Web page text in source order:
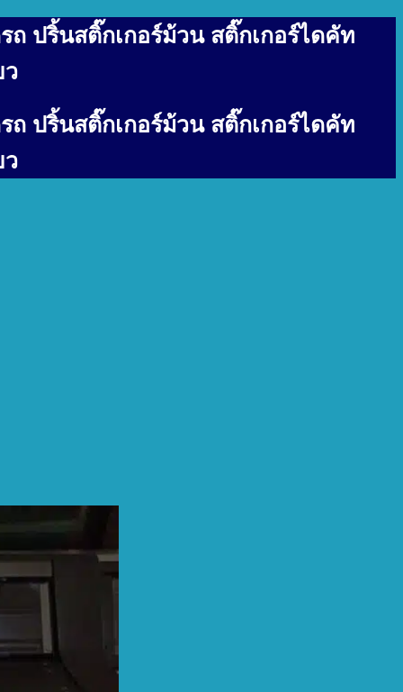
ถ ปริ้นสติ๊กเกอร์ม้วน สติ๊กเกอร์ไดคัท
ว
ถ ปริ้นสติ๊กเกอร์ม้วน สติ๊กเกอร์ไดคัท
ว